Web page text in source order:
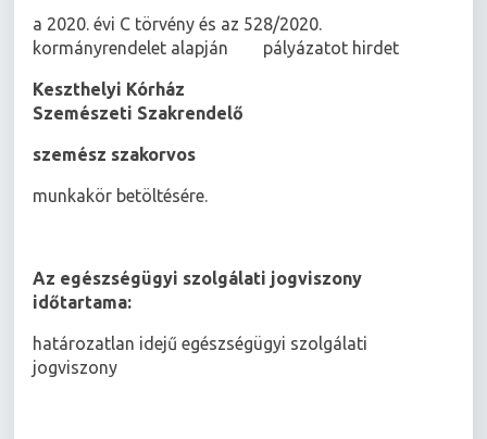
a 2020. évi C törvény és az 528/2020.
kormányrendelet alapján pályázatot hirdet
Keszthelyi Kórház
Szemészeti Szakrendelő
szemész szakorvos
munkakör betöltésére.
Az egészségügyi szolgálati jogviszony
időtartama:
határozatlan idejű egészségügyi szolgálati
jogviszony